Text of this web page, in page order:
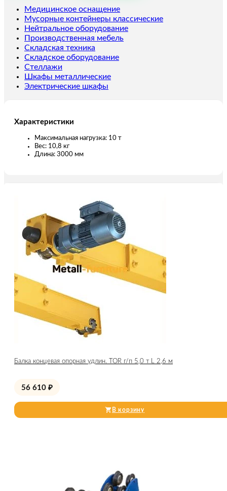
(L
=
3,0
м)
Медицинское оснащение
Мусорные контейнеры классические
Нейтральное оборудование
Производственная мебель
Складская техника
Складское оборудование
Стеллажи
Шкафы металлические
Электрические шкафы
Характеристики
Максимальная нагрузка: 10 т
Вес: 10,8 кг
Длина: 3000 мм
Балка концевая опорная удлин. TOR г/п 5,0 т L 2,6 м
56 610 ₽
В корзину